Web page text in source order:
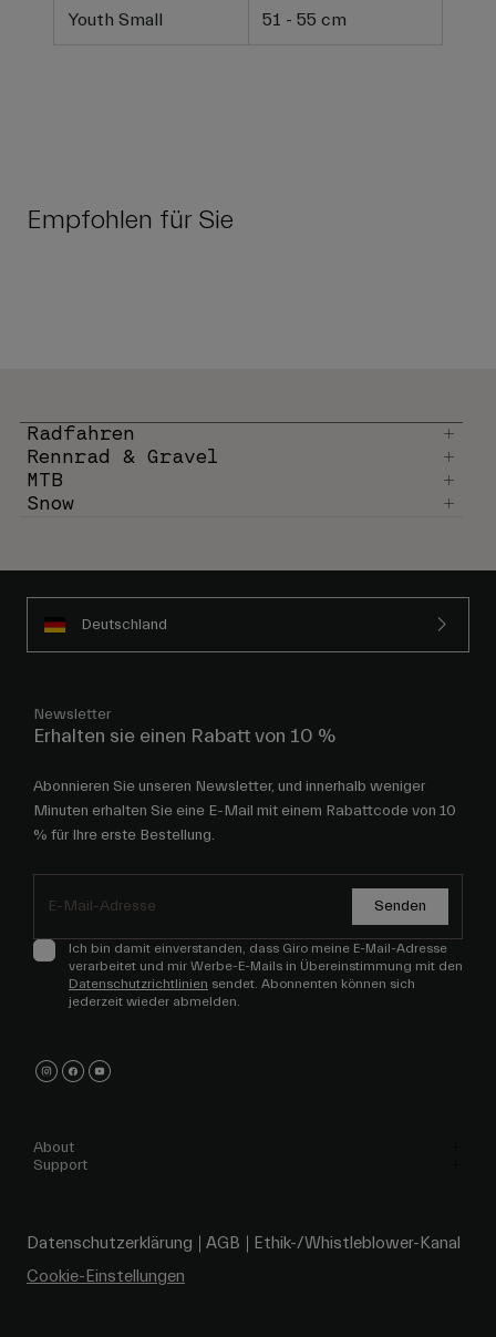
Youth Small 51 - 55 cm
Empfohlen für Sie
Radfahren
Rennrad & Gravel
MTB
Snow
Deutschland
Newsletter
Erhalten sie einen Rabatt von 10 %
Abonnieren Sie unseren Newsletter, und innerhalb weniger
Minuten erhalten Sie eine E-Mail mit einem Rabattcode von 10
% für Ihre erste Bestellung.
Senden
Ich bin damit einverstanden, dass Giro meine E-Mail-Adresse
verarbeitet und mir Werbe-E-Mails in Übereinstimmung mit den
Datenschutzrichtlinien sendet. Abonnenten können sich
jederzeit wieder abmelden.
About
Support
Datenschutzerklärung AGB
Ethik-/Whistleblower-Kanal
Cookie-Einstellungen